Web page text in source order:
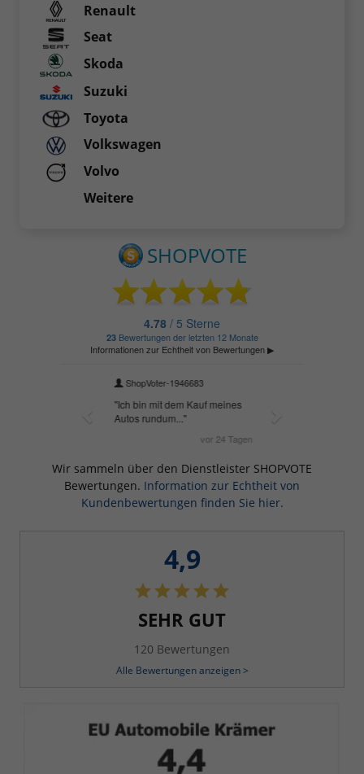
Renault
Seat
Skoda
Suzuki
Toyota
Volkswagen
Volvo
Weitere
Wir sammeln über den Dienstleister SHOPVOTE
Bewertungen. Information zur Echtheit von
Kundenbewertungen finden Sie hier.
4,9
SEHR GUT
120 Bewertungen
Alle Bewertungen anzeigen >